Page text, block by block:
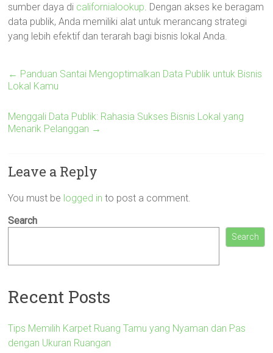
sumber daya di californialookup. Dengan akses ke beragam
data publik, Anda memiliki alat untuk merancang strategi
yang lebih efektif dan terarah bagi bisnis lokal Anda.
← Panduan Santai Mengoptimalkan Data Publik untuk Bisnis
Lokal Kamu
Menggali Data Publik: Rahasia Sukses Bisnis Lokal yang
Menarik Pelanggan →
Leave a Reply
You must be logged in to post a comment.
Search
Search
Recent Posts
Tips Memilih Karpet Ruang Tamu yang Nyaman dan Pas
dengan Ukuran Ruangan